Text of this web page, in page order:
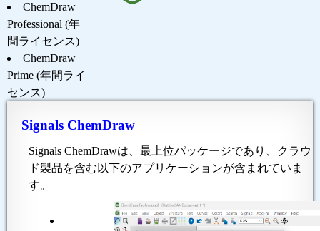
ChemDraw
Professional (年
間ライセンス)
ChemDraw
Prime (年間ライ
センス)
Signals ChemDraw
Signals ChemDrawは、最上位パッケージであり、クラウ
ド製品を含む以下のアプリケーションが含まれていま
す。